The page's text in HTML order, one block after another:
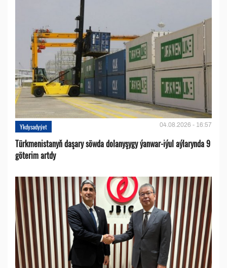
Ykdysadyýet 04.08.2026 - 16:57
Türkmenistanyň daşary söwda dolanyşygy ýanwar-iýul aýlarynda 9
göterim artdy